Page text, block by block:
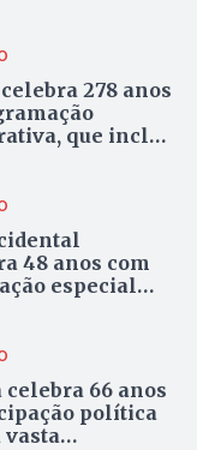
278 anos
que inclui
48 anos com
especial
66 anos
política
vasta